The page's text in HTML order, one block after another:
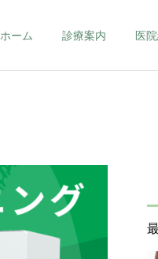
ホーム 診療案内 医